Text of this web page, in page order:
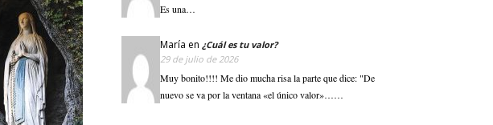
Es una…
María en ¿Cuál es tu valor?
29 de julio de 2026
Muy bonito!!!! Me dio mucha risa la parte que dice: "De
nuevo se va por la ventana «el único valor»……